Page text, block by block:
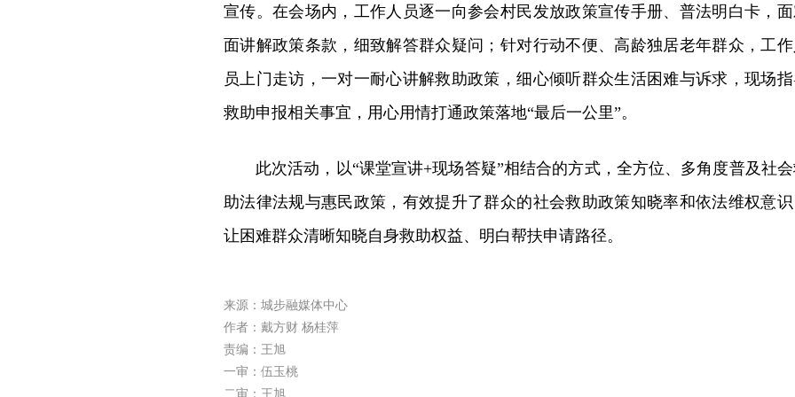
宣传。在会场内，工作人员逐一向参会村民发放政策宣传手册、普法明白卡，
面讲解政策条款，细致解答群众疑问；针对行动不便、高龄独居老年群众，工作
员上门走访，一对一耐心讲解救助政策，细心倾听群众生活困难与诉求，现场
救助申报相关事宜，用心用情打通政策落地“最后一公里”。
此次活动，以“课堂宣讲+现场答疑”相结合的方式，全方位、多角度普及社
助法律法规与惠民政策，有效提升了群众的社会救助政策知晓率和依法维权意识
让困难群众清晰知晓自身救助权益、明白帮扶申请路径。
来源：城步融媒体中心
作者：戴方财 杨桂萍
责编：王旭
一审：伍玉桃
二审：王旭